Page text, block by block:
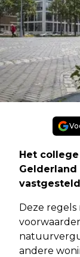
Het
Deze
andere